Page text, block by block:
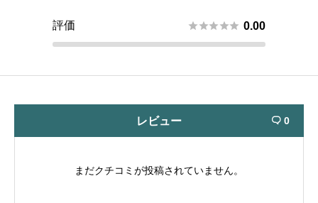
評価  0.00
レビュー  0
まだクチコミが投稿されていません。